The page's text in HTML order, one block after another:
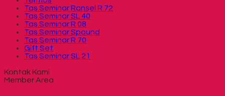
Tas Seminar Ransel R 72
Tas Seminar SL 40
Tas Seminar R 08
Tas Seminar Spound
Tas Seminar R 70
Gift Set
Tas Seminar SL 21
Kontak Kami
Member Area